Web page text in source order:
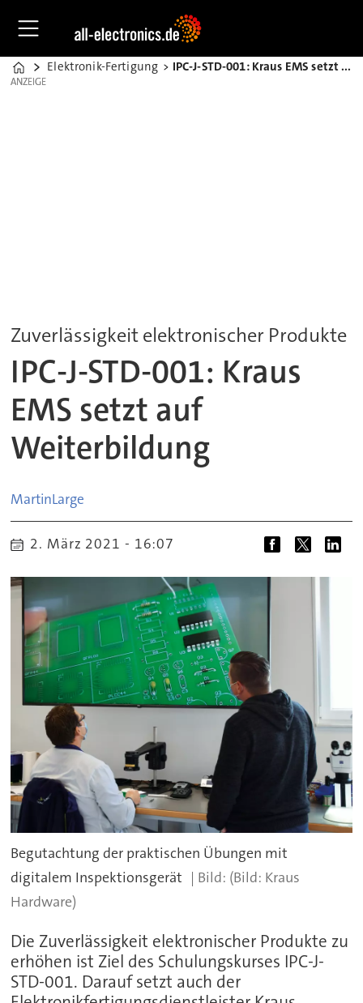
Home
Elektronik-Fertigung IPC-J-STD-001: Kraus EMS setzt auf Weiterbildung
ANZEIGE
ANZEIGE
Zuverlässigkeit elektronischer Produkte
IPC-J-STD-001: Kraus
EMS setzt auf
Weiterbildung
MartinLarge
2. März 2021 - 16:07
Begutachtung der praktischen Übungen mit
digitalem Inspektionsgerät
(Bild: Kraus
Hardware)
Die Zuverlässigkeit elektronischer Produkte zu
erhöhen ist Ziel des Schulungskurses IPC-J-
STD-001. Darauf setzt auch der